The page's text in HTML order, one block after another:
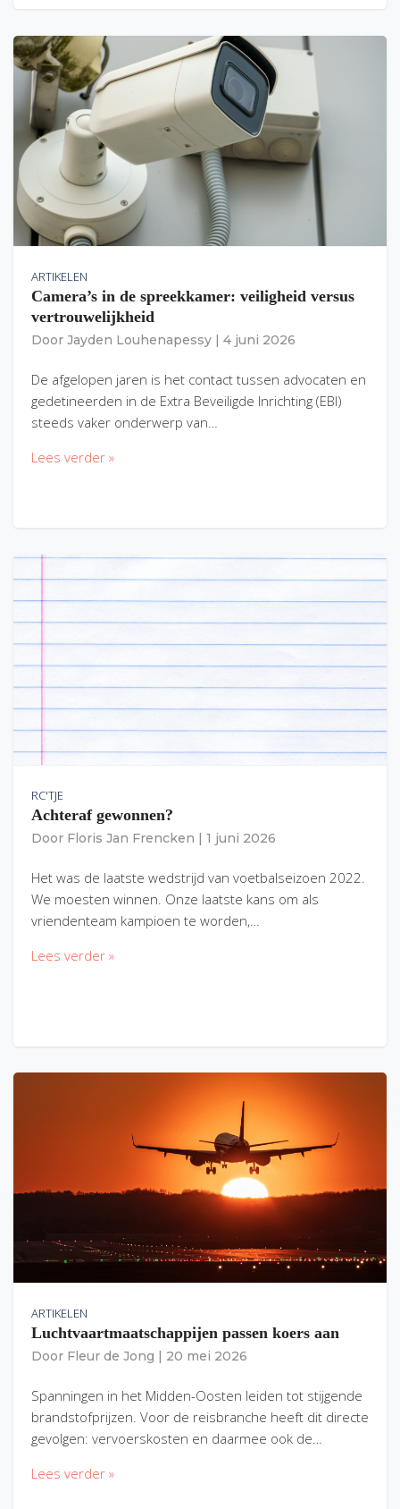
ARTIKELEN
Camera’s in de spreekkamer: veiligheid versus
vertrouwelijkheid
Door Jayden Louhenapessy 4 juni 2026
De afgelopen jaren is het contact tussen advocaten en
gedetineerden in de Extra Beveiligde Inrichting (EBI)
steeds vaker onderwerp van…
Lees verder »
RC'TJE
Achteraf gewonnen?
Door Floris Jan Frencken 1 juni 2026
Het was de laatste wedstrijd van voetbalseizoen 2022.
We moesten winnen. Onze laatste kans om als
vriendenteam kampioen te worden,…
Lees verder »
ARTIKELEN
Luchtvaartmaatschappijen passen koers aan
Door Fleur de Jong 20 mei 2026
Spanningen in het Midden-Oosten leiden tot stijgende
brandstofprijzen. Voor de reisbranche heeft dit directe
gevolgen: vervoerskosten en daarmee ook de…
Lees verder »